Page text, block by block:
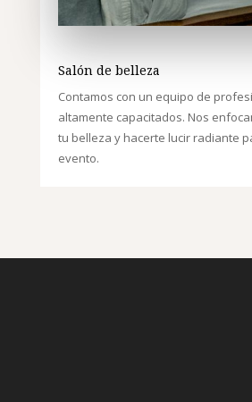
Salón de belleza
Contamos con un equipo de
altamente capacitados. Nos
tu belleza y hacerte lucir radiante
evento.